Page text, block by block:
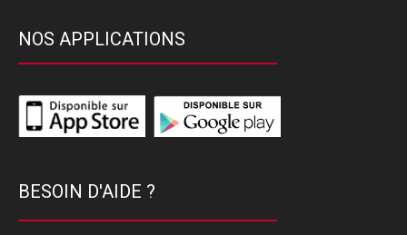
NOS APPLICATIONS
BESOIN D'AIDE ?